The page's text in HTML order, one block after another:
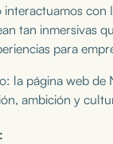
con
tan inmersivas
para
la página web
ambición y